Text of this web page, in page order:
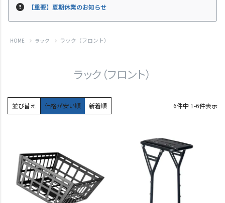
【重要】夏期休業のお知らせ
HOME ラック ラック（フロント）
ラック（フロント）
並び替え 価格が安い順 新着順 6件中 1-6件表示